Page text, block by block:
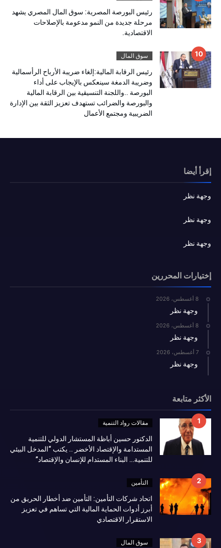
رئيس البورصة المصرية: سوق المال المصري يشهد
مرحلة جديدة من النمو مدعومة بالإصلاحات
الاقتصادية.
سوق المال
رئيس الرقابة المالية:إلغاء ضريبة الأرباح الرأسمالية
وضريبة الدمغة سينعكس بالإيجاب على أداء
البورصة ..واللجنة التنسيقية بين الرقابة المالية
والبورصة والضرائب تستهدف تعزيز الثقة بين الإدارة
الضريبية ومجتمع الأعمال
إقرأ أيضا
وجهة نظر
وجهة نظر
وجهة نظر
إختيارات المحررين
8 أغسطس، 2026
وجهة نظر
8 أغسطس، 2026
وجهة نظر
7 أغسطس، 2026
وجهة نظر
الأكثر متابعة
مقالات رواد التنمية
الدكتور حسين أباظة المستشار الدولي للتنمية
المستدامة والإقتصاد الأخضر .. يكتب “المدخل البيئي
للتنمية… البناء المستدام للإنسان والإقتصاد”
التأمين
اتحاد شركات التأمين: التأمين ضد أخطار الحريق من
أبرز أدوات الحماية المالية التي تساهم في تعزيز
الاستقرار الاقتصادي
سوق المال